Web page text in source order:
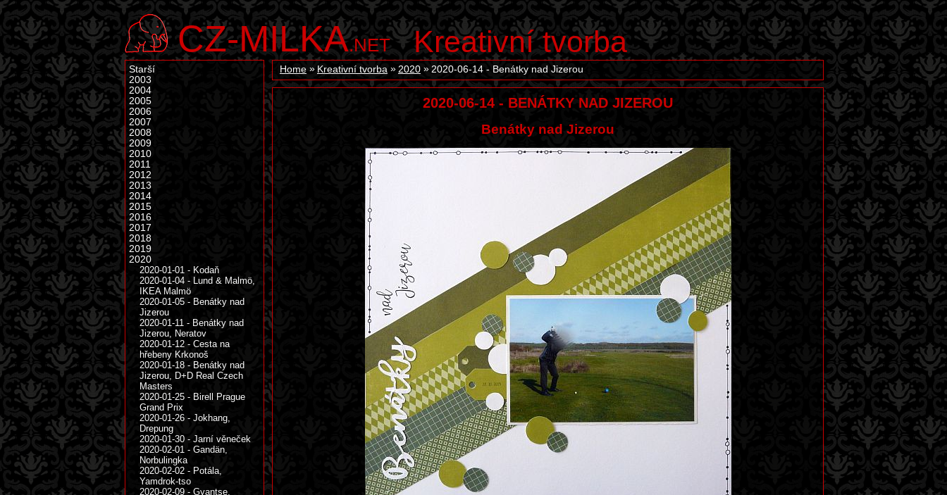
CZ-MILKA.NET Kreativní tvorba
Home Kreativní tvorba 2020 2020-06-14 - Benátky nad Jizerou
2020-06-14 - BENÁTKY NAD JIZEROU
Benátky nad Jizerou
Starší
2003
2004
2005
2006
2007
2008
2009
2010
2011
2012
2013
2014
2015
2016
2017
2018
2019
2020
2020-01-01 - Kodaň
2020-01-04 - Lund & Malmö,
IKEA Malmö
2020-01-05 - Benátky nad
Jizerou
2020-01-11 - Benátky nad
Jizerou, Neratov
2020-01-12 - Cesta na
hřebeny Krkonoš
2020-01-18 - Benátky nad
Jizerou, D+D Real Czech
Masters
2020-01-25 - Birell Prague
Grand Prix
2020-01-26 - Jokhang,
Drepung
2020-01-30 - Jarní věneček
2020-02-01 - Gandän,
Norbulingka
2020-02-02 - Potála,
Yamdrok-tso
2020-02-09 - Gyantse,